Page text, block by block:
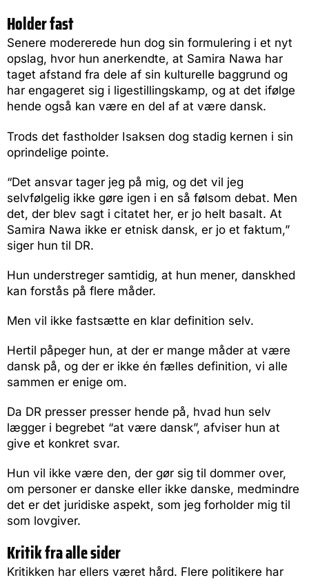
Holder fast
Senere modererede hun dog sin formulering i et nyt
opslag, hvor hun anerkendte, at Samira Nawa har
taget afstand fra dele af sin kulturelle baggrund og
har engageret sig i ligestillingskamp, og at det ifølge
hende også kan være en del af at være dansk.
Trods det fastholder Isaksen dog stadig kernen i sin
oprindelige pointe.
“Det ansvar tager jeg på mig, og det vil jeg
selvfølgelig ikke gøre igen i en så følsom debat. Men
det, der blev sagt i citatet her, er jo helt basalt. At
Samira Nawa ikke er etnisk dansk, er jo et faktum,”
siger hun til DR.
Hun understreger samtidig, at hun mener, danskhed
kan forstås på flere måder.
Men vil ikke fastsætte en klar definition selv.
Hertil påpeger hun, at der er mange måder at være
dansk på, og der er ikke én fælles definition, vi alle
sammen er enige om.
Da DR presser presser hende på, hvad hun selv
lægger i begrebet “at være dansk”, afviser hun at
give et konkret svar.
Hun vil ikke være den, der gør sig til dommer over,
om personer er danske eller ikke danske, medmindre
det er det juridiske aspekt, som jeg forholder mig til
som lovgiver.
Kritik fra alle sider
Kritikken har ellers været hård. Flere politikere har